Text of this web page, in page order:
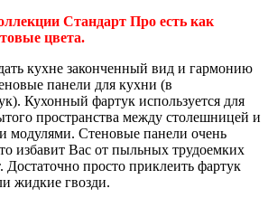
Стандарт Про есть как
цвета.
кухне законченный вид и гармонию
панели для кухни (в
Кухонный фартук используется для
пространства между столешницей и
модулями. Стеновые панели очень
избавит Вас от пыльных трудоемких
просто приклеить фартук
жидкие гвозди.